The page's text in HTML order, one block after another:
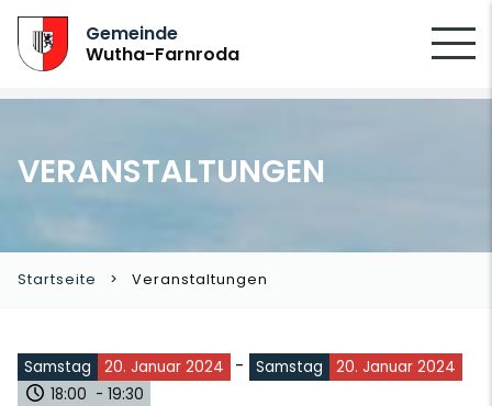
Gemeinde
Wutha-Farnroda
VERANSTALTUNGEN
Startseite Veranstaltungen
Samstag 20. Januar 2024 - Samstag
20. Januar 2024
18:00 - 19:30